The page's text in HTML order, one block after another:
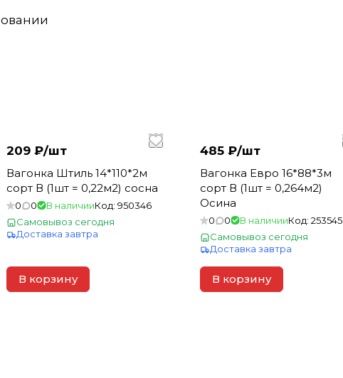
209 ₽/шт
Вагонка Штиль 14*110*2м
сорт В (1шт = 0,22м2) сосна
0 0 В наличииКод: 950346
Самовывоз сегодня
Доставка завтра
В корзину
485 ₽/шт
Вагонка Евро 16*88*3м
сорт В (1шт = 0,264м2)
Осина
0 0 В наличииКод: 253545
Самовывоз сегодня
Доставка завтра
В корзину